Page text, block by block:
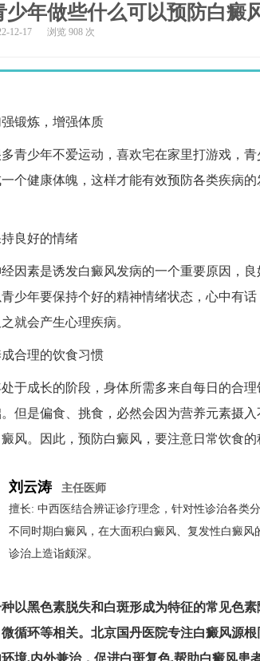
少年做些什么可以预防白癜
12-17 浏览 908 次
锻炼，增强体质
青少年不爱运动，喜欢宅在家里打游戏，
个健康体魄，这样才能有效预防各类疾病
良好的情绪
因素是诱发白癜风发病的一个重要原因，
少年要保持个好的精神情绪状态，心中有
就会产生心理疾病。
合理的饮食习惯
于成长的阶段，身体所需多来自每日的合
但是偏食、挑食，必然会因为营养元素摄
风。因此，预防白癜风，要注意日常饮食的
刘云涛
主任医师
擅长: 中西医结合辨证诊疗理念，针对性诊治各类分
不同时期白癜风，在大面积白癜风、复发性白癜风
诊治上造诣颇深。
以黑色素脱失和白斑形成为特征的常见色
循环等相关。北京国丹医院专注白癜风源
境,内外兼治，促进白斑复色,帮助白癜风患